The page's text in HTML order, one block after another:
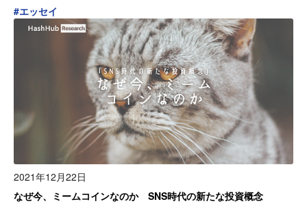
#エッセイ
2021年12月22日
なぜ今、ミームコインなのか SNS時代の新たな投資概念